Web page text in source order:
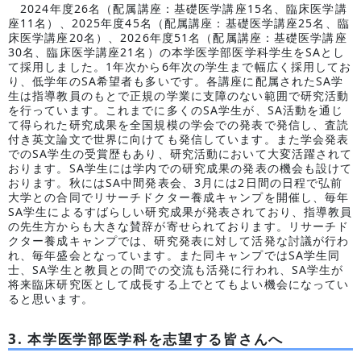
2024年度26名（配属講座：基礎医学講座15名、臨床医学講
座11名）、2025年度45名（配属講座：基礎医学講座25名、臨
床医学講座20名）、2026年度51名（配属講座：基礎医学講座
30名、臨床医学講座21名）の本学医学部医学科学生をSAとし
て採用しました。1年次から6年次の学生まで幅広く採用してお
り、低学年のSA希望者も多いです。各講座に配属されたSA学
生は指導教員のもとで正規の学業に支障のない範囲で研究活動
を行っています。これまでに多くのSA学生が、SA活動を通じ
て得られた研究成果を全国規模の学会での発表で発信し、査読
付き英文論文で世界に向けても発信しています。また学会発表
でのSA学生の受賞歴もあり、研究活動において大変活躍されて
おります。SA学生には学内での研究成果の発表の機会も設けて
おります。秋にはSA中間発表会、3月には2日間の日程で弘前
大学との合同でリサーチドクター養成キャンプを開催し、毎年
SA学生によるすばらしい研究成果が発表されており、指導教員
の先生方からも大きな賛辞が寄せられております。リサーチド
クター養成キャンプでは、研究発表に対して活発な討議が行わ
れ、毎年盛会となっています。また同キャンプではSA学生同
士、SA学生と教員との間での交流も活発に行われ、SA学生が
将来臨床研究医として成長する上でとてもよい機会になってい
ると思います。
3. 本学医学部医学科を志望する皆さんへ